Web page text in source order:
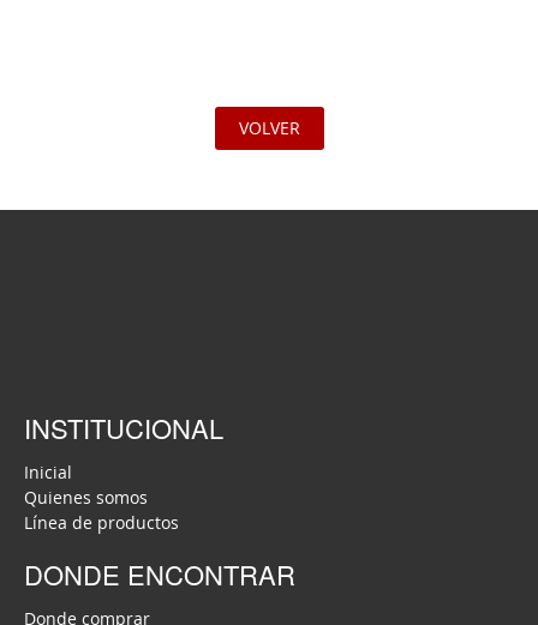
VOLVER
INSTITUCIONAL
Inicial
Quienes somos
Línea de productos
DONDE ENCONTRAR
Donde comprar